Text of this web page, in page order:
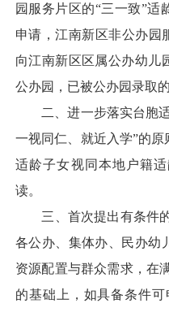
园服务片区的“三一致”适
申请，江南新区非公办园
向江南新区区属公办幼儿
公办园，已被公办园录取
二、进一步落实台胞适
一视同仁、就近入学”的
适龄子女视同本地户籍
读。
三、首次提出有条件的
各公办、集体办、民办幼
资源配置与群众需求，在
的基础上，如具备条件